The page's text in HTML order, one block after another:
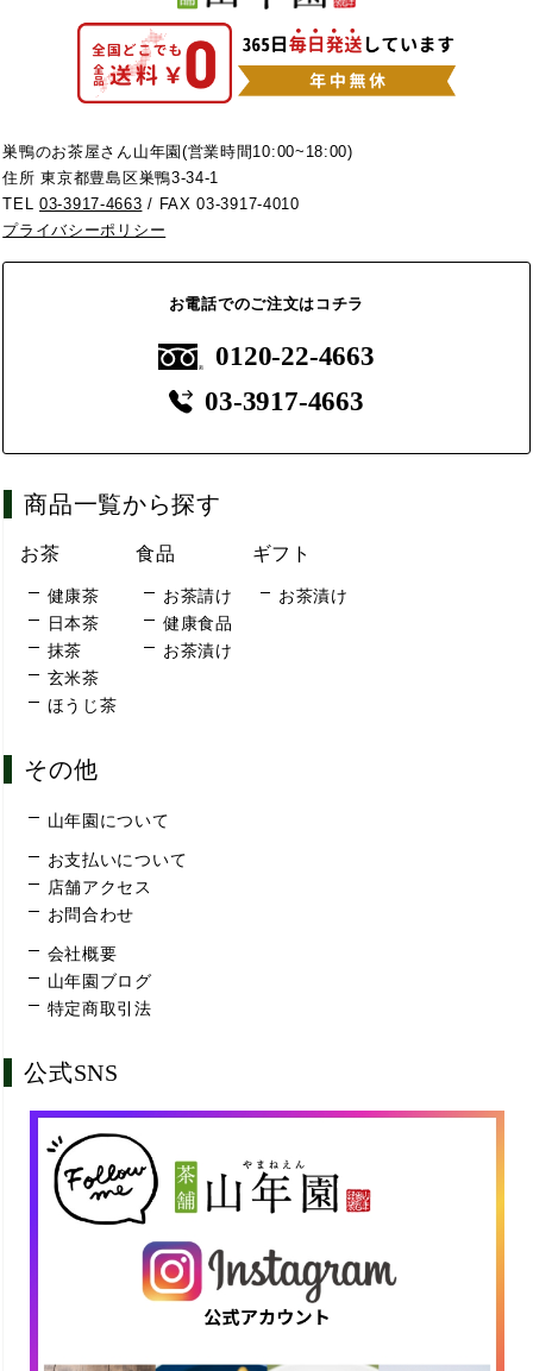
巣鴨のお茶屋さん山年園(営業時間10:00~18:00)
住所 東京都豊島区巣鴨3-34-1
TEL03-3917-4663 / FAX 03-3917-4010
プライバシーポリシー
お電話でのご注文はコチラ
0120-22-4663
03-3917-4663
商品一覧から探す
お茶
健康茶
日本茶
抹茶
玄米茶
ほうじ茶
食品
お茶請け
健康食品
お茶漬け
ギフト
お茶漬け
その他
山年園について
お支払いについて
店舗アクセス
お問合わせ
会社概要
山年園ブログ
特定商取引法
公式SNS